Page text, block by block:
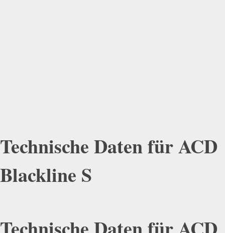
Technische Daten für ACD
Blackline S